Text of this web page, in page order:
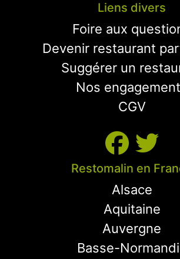
Liens divers
Foire aux
Devenir restaurant
Suggérer un
Nos
CGV
Restomalin en
Alsace
Aquitaine
Auvergne
Basse-